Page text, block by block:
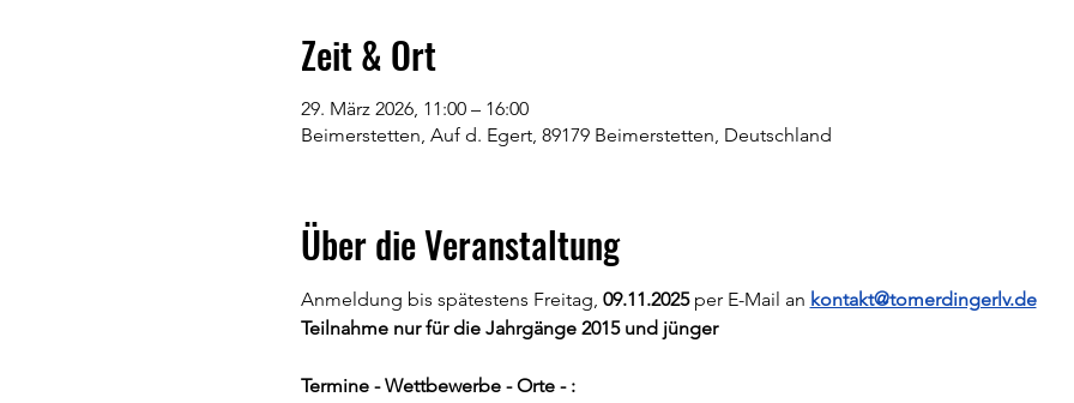
Zeit & Ort
29. März 2026, 11:00 – 16:00
Beimerstetten, Auf d. Egert, 89179 Beimerstetten, Deutschland
Über die Veranstaltung
Anmeldung bis spätestens Freitag, 09.11.2025 per E-Mail an kontakt@tomerdingerlv.de
Teilnahme nur für die Jahrgänge 2015 und jünger
Termine - Wettbewerbe - Orte - :